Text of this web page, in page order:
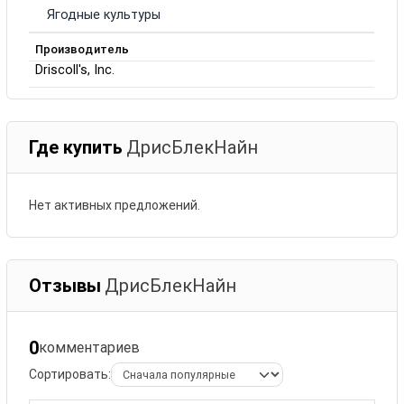
Ягодные культуры
Производитель
Driscoll's, Inc.
Где купить ДрисБлекНайн
Нет активных предложений.
Отзывы ДрисБлекНайн
0комментариев
Сортировать: